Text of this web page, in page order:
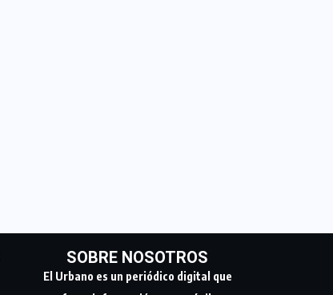
SOBRE NOSOTROS
El Urbano es un periódico digital que